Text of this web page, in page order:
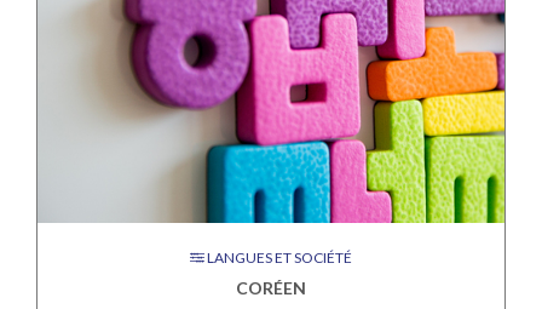
LANGUES ET SOCIÉTÉ
CORÉEN